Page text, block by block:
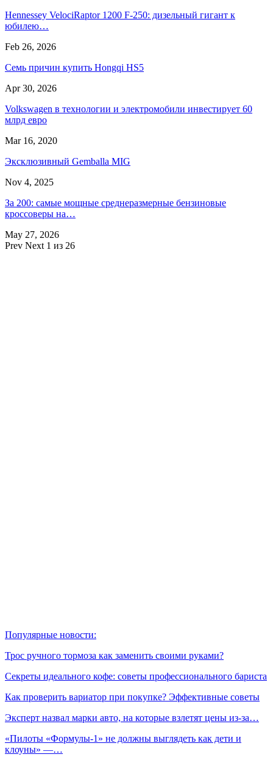
Hennessey VelociRaptor 1200 F-250: дизельный гигант к
юбилею…
Feb 26, 2026
Семь причин купить Hongqi HS5
Apr 30, 2026
Volkswagen в технологии и электромобили инвестирует 60
млрд евро
Mar 16, 2020
Эксклюзивный Gemballa MIG
Nov 4, 2025
За 200: самые мощные среднеразмерные бензиновые
кроссоверы на…
May 27, 2026
Prev Next 1 из 26
Популярные новости:
Трос ручного тормоза как заменить своими руками?
Секреты идеального кофе: советы профессионального бариста
Как проверить вариатор при покупке? Эффективные советы
Эксперт назвал марки авто, на которые взлетят цены из-за…
«Пилоты «Формулы‑1» не должны выглядеть как дети и
клоуны» —…